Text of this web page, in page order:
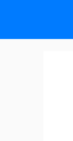
content
content